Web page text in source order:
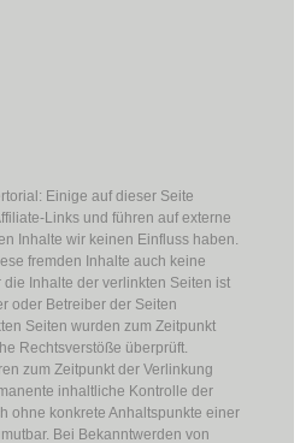
Einige auf dieser Seite
Links und führen auf externe
Inhalte wir keinen Einfluss haben.
fremden Inhalte auch keine
Inhalte der verlinkten Seiten ist
oder Betreiber der Seiten
Seiten wurden zum Zeitpunkt
Rechtsverstöße überprüft.
zum Zeitpunkt der Verlinkung
inhaltliche Kontrolle der
ohne konkrete Anhaltspunkte einer
Bei Bekanntwerden von